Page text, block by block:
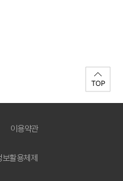
이용약관
보활용체제